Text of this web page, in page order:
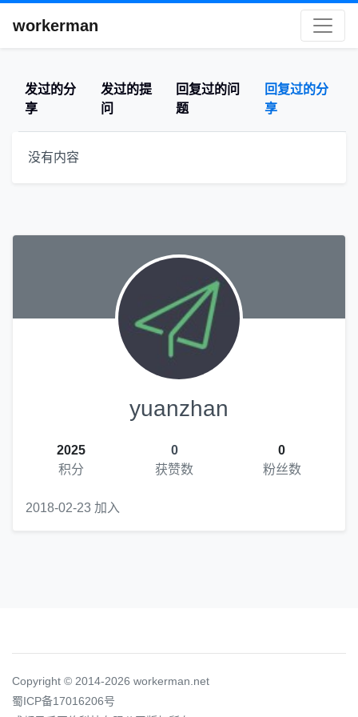
workerman
发过的分
享
发过的提
问
回复过的问
题
回复过的分
享
没有内容
yuanzhan
2025
积分
0
获赞数
0
粉丝数
2018-02-23 加入
Copyright © 2014-2026 workerman.net
蜀ICP备17016206号